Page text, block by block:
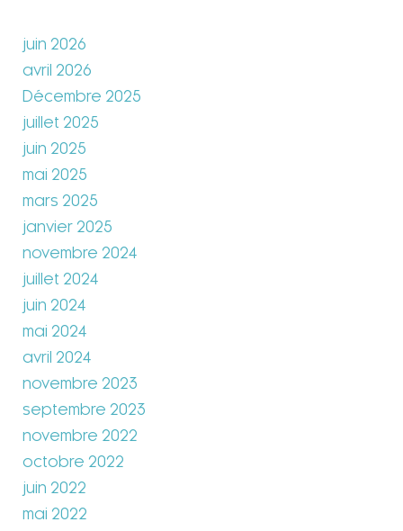
juin 2026
avril 2026
Décembre 2025
juillet 2025
juin 2025
mai 2025
mars 2025
janvier 2025
novembre 2024
juillet 2024
juin 2024
mai 2024
avril 2024
novembre 2023
septembre 2023
novembre 2022
octobre 2022
juin 2022
mai 2022